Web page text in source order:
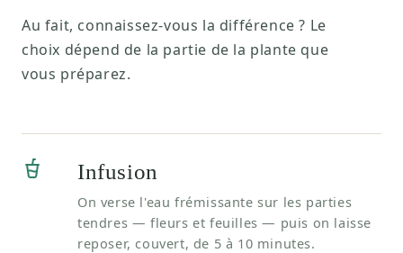
Au fait, connaissez-vous la différence ? Le
choix dépend de la partie de la plante que
vous préparez.
Infusion
On verse l'eau frémissante sur les parties
tendres — fleurs et feuilles — puis on laisse
reposer, couvert, de 5 à 10 minutes.